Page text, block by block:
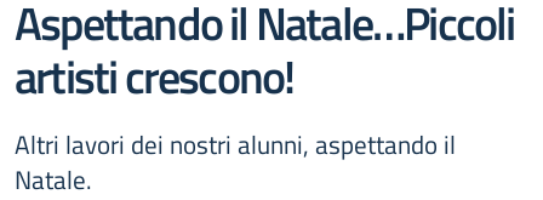
Aspettando il Natale…Piccoli
artisti crescono!
Altri lavori dei nostri alunni, aspettando il
Natale.